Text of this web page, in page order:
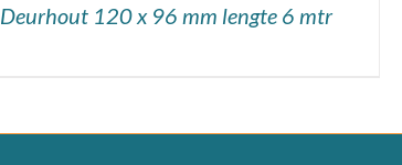
Deurhout 120 x 96 mm lengte 6 mtr